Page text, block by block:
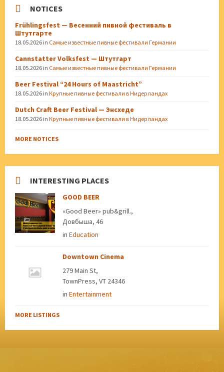
NOTICES
Frühlingsfest — Весенний пивной фестиваль в
Штутгарте
18.05.2026 in Самые известные пивные фестивали Германии
Cannstatter Volksfest — Штутгарт
18.05.2026 in Самые известные пивные фестивали Германии
Beer Festival “24 Hours of Maastricht”
18.05.2026 in Крупные пивные фестивали в Нидерландах
Dutch Craft Beer Festival — Энсхеде
18.05.2026 in Крупные пивные фестивали в Нидерландах
MORE NOTICES
INTERESTING PLACES
GOOD BEER
«Good Beer» pub&grill.,
Довбыша, 46
in Education
Downtown Cinema
279 Main St,
TownPress, VT 24346
in Entertainment
MORE LISTINGS